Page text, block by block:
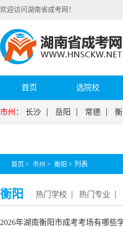
欢迎访问湖南省成考网！
首页 选院校
市州： 长沙 岳阳 常德
首页 > 市州 > 衡阳 > 列表
衡阳 热门学校 热门专业
2026年湖南衡阳市成考考场有哪些